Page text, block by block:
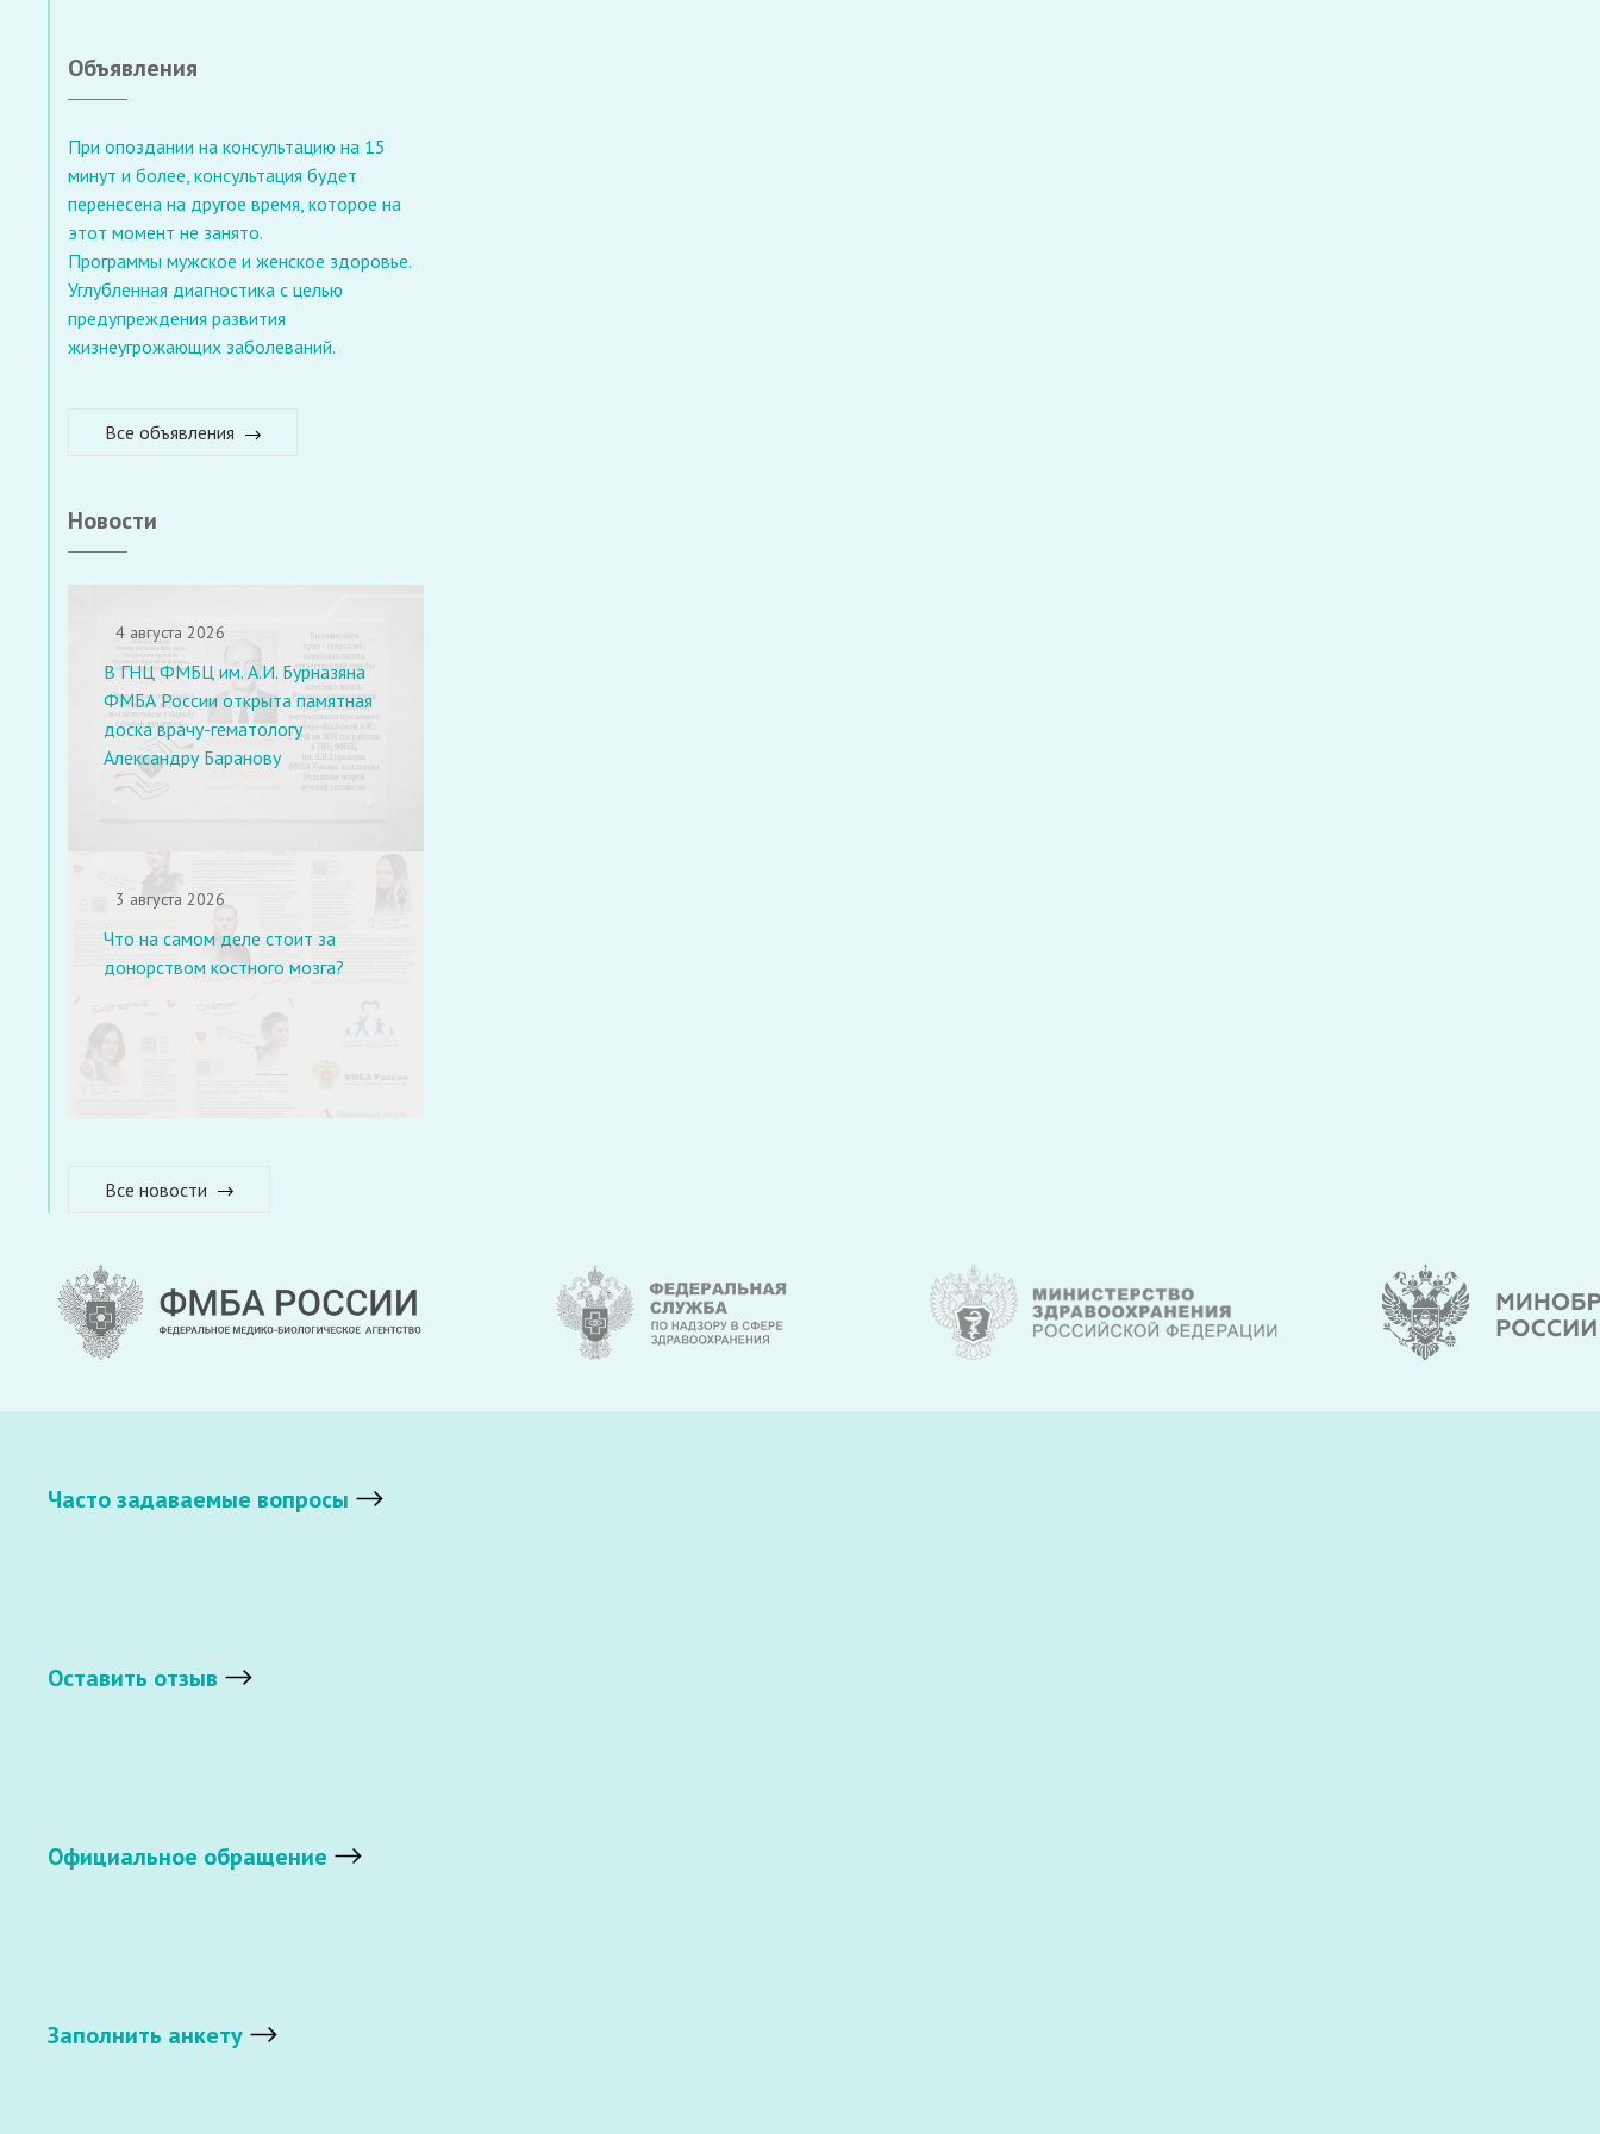
Объявления
При опоздании на консультацию на 15
минут и более, консультация будет
перенесена на другое время, которое на
этот момент не занято.
Программы мужское и женское здоровье.
Углубленная диагностика с целью
предупреждения развития
жизнеугрожающих заболеваний.
Все объявления
Новости
4 августа 2026
В ГНЦ ФМБЦ им. А.И. Бурназяна
ФМБА России открыта памятная
доска врачу-гематологу
Александру Баранову
3 августа 2026
Что на самом деле стоит за
донорством костного мозга?
Все новости
Часто задаваемые вопросы
Оставить отзыв
Официальное обращение
Заполнить анкету